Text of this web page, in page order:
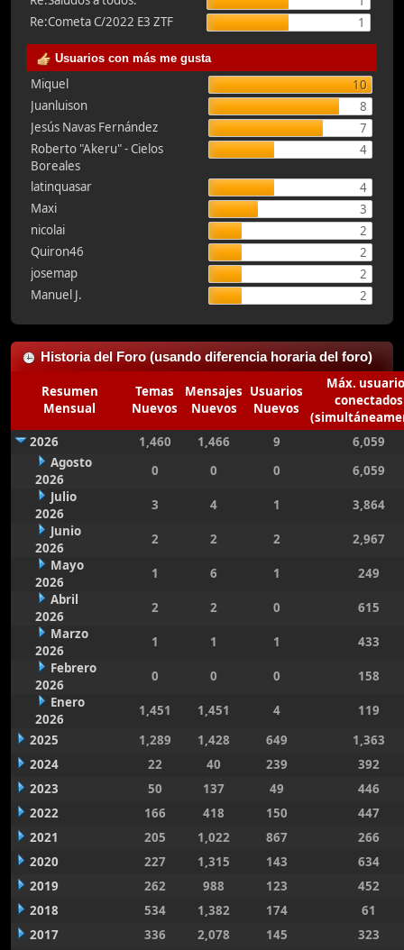
Re:Cometa C/2022 E3 ZTF
1
Usuarios con más me gusta
Miquel
10
Juanluison
8
Jesús Navas Fernández
7
Roberto "Akeru" - Cielos
Boreales
4
latinquasar
4
Maxi
3
nicolai
2
Quiron46
2
josemap
2
Manuel J.
2
Historia del Foro (usando diferencia horaria del foro)
Resumen
Mensual
Temas
Nuevos
Mensajes
Nuevos
Usuarios
Nuevos
Máx.
conectados
2026
1,460 1,466 9
6,059
Agosto
2026
0 0 0
6,059
Julio
2026
3 4 1
3,864
Junio
2026
2 2 2
2,967
Mayo
2026
1 6 1
249
Abril
2026
2 2 0
615
Marzo
2026
1 1 1
433
Febrero
2026
0 0 0
158
Enero
2026
1,451 1,451 4
119
2025
1,289 1,428 649
1,363
2024
22 40 239
392
2023
50 137 49
446
2022
166 418 150
447
2021
205 1,022 867
266
2020
227 1,315 143
634
2019
262 988 123
452
2018
534 1,382 174
61
2017
336 2,078 145
323